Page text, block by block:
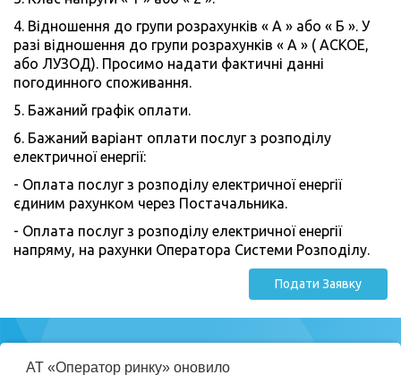
4. Відношення до групи розрахунків « А » або « Б ». У
разі відношення до групи розрахунків « А » ( АСКОЕ,
або ЛУЗОД). Просимо надати фактичні данні
погодинного споживання.
5. Бажаний графік оплати.
6. Бажаний варіант оплати послуг з розподілу
електричної енергії:
- Оплата послуг з розподілу електричної енергії
єдиним рахунком через Постачальника.
- Оплата послуг з розподілу електричної енергії
напряму, на рахунки Оператора Системи Розподілу.
Подати Заявку
Міністерство
АТ «Оператор ринку» оновило